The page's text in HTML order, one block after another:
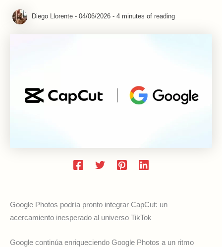
Diego Llorente - 04/06/2026 - 4 minutes of reading
Google Photos podría pronto integrar CapCut: un
acercamiento inesperado al universo TikTok
Google continúa enriqueciendo Google Photos a un ritmo